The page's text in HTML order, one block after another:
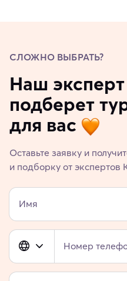
СЛОЖНО ВЫБРАТЬ?
Наш эксперт
подберет
для вас
Оставьте заявку и
и подборку от экспертов
Имя
Номер